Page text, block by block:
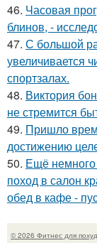
46. Часовая
блинов, -
47. С большой
увеличивается
спортзалах.
48. Виктория
не стремится
49. Пришло
достижению
50. Ещё немного
поход в салон
обед в кафе -
© 2026 Фитнес для